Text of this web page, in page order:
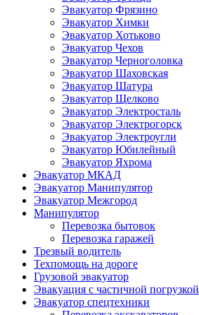
Эвакуатор Фрязино
Эвакуатор Химки
Эвакуатор Хотьково
Эвакуатор Чехов
Эвакуатор Черноголовка
Эвакуатор Шаховская
Эвакуатор Шатура
Эвакуатор Щелково
Эвакуатор Электросталь
Эвакуатор Электрогорск
Эвакуатор Электроугли
Эвакуатор Юбилейный
Эвакуатор Яхрома
Эвакуатор МКАД
Эвакуатор Манипулятор
Эвакуатор Межгород
Манипулятор
Перевозка бытовок
Перевозка гаражей
Трезвый водитель
Техпомощь на дороге
Грузовой эвакуатор
Эвакуация с частичной погрузкой
Эвакуатор спецтехники